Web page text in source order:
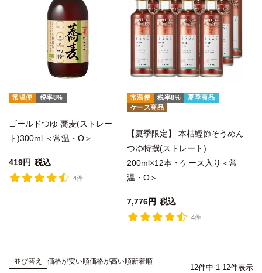
常温便 税率8%
ゴールドつゆ 蕎麦(ストレー
ト)300ml ＜常温・O＞
419 税込
4件
常温便 税率8%
夏季商品
ケース商品
【夏季限定】 本枯鰹節そうめん
つゆ特撰(ストレート)
200ml×12本・ケース入り＜常
温・O＞
7,776 税込
4件
並び替え 価格が安い順価格が高い順新着順
12件中 1 -12件表示